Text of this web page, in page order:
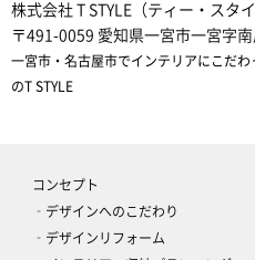
株式会社 T STYLE（ティー・スタイ
〒491-0059 愛知県一宮市一宮字
一宮市・名古屋市でインテリアにこだ
のT STYLE
コンセプト
‐デザインへのこだわり
‐デザインリフォーム